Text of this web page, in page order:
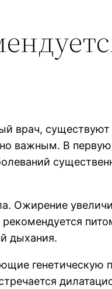
врач, существуют
важным. В
Ожирение
дыхания.
генетическую